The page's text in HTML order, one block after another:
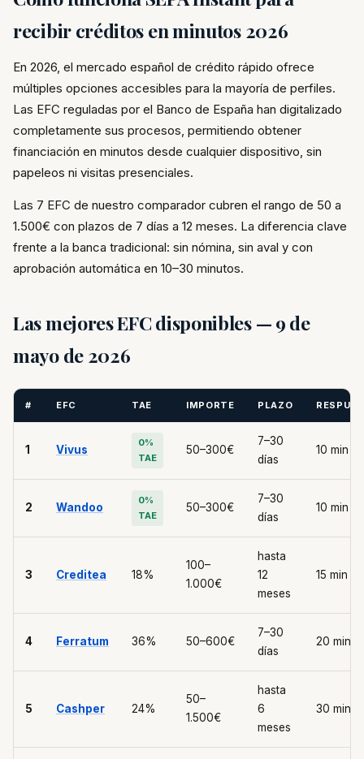
recibir créditos en minutos 2026
En 2026, el mercado español de crédito rápido ofrece
múltiples opciones accesibles para la mayoría de perfiles.
Las EFC reguladas por el Banco de España han digitalizado
completamente sus procesos, permitiendo obtener
financiación en minutos desde cualquier dispositivo, sin
papeleos ni visitas presenciales.
Las 7 EFC de nuestro comparador cubren el rango de 50 a
1.500€ con plazos de 7 días a 12 meses. La diferencia clave
frente a la banca tradicional: sin nómina, sin aval y con
aprobación automática en 10–30 minutos.
Las mejores EFC disponibles — 9 de
mayo de 2026
# EFC TAE IMPORTE PLAZO
1 Vivus
0%
TAE
50–300€
7–30
días
10 min
2 Wandoo
0%
TAE
50–300€
7–30
días
10 min
3 Creditea 18%
100–
1.000€
hasta
12
meses
15 min
4 Ferratum 36% 50–600€
7–30
días
20 min
5 Cashper 24%
50–
1.500€
hasta
6
meses
30 min